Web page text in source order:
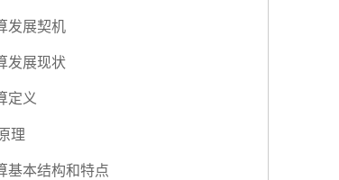
发展契机
发展现状
定义
理
基本结构和特点